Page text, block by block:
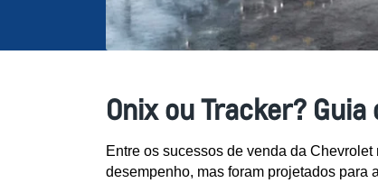
Onix ou Tracker?
Entre os sucessos de venda da
desempenho, mas foram projetados para